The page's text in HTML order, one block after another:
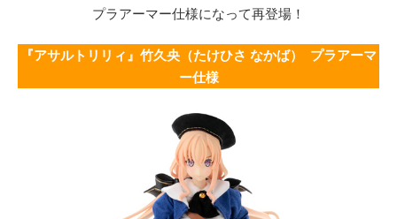
プラアーマー仕様になって再登場！
『アサルトリリィ』竹久央（たけひさ なかば） プラアーマ
ー仕様